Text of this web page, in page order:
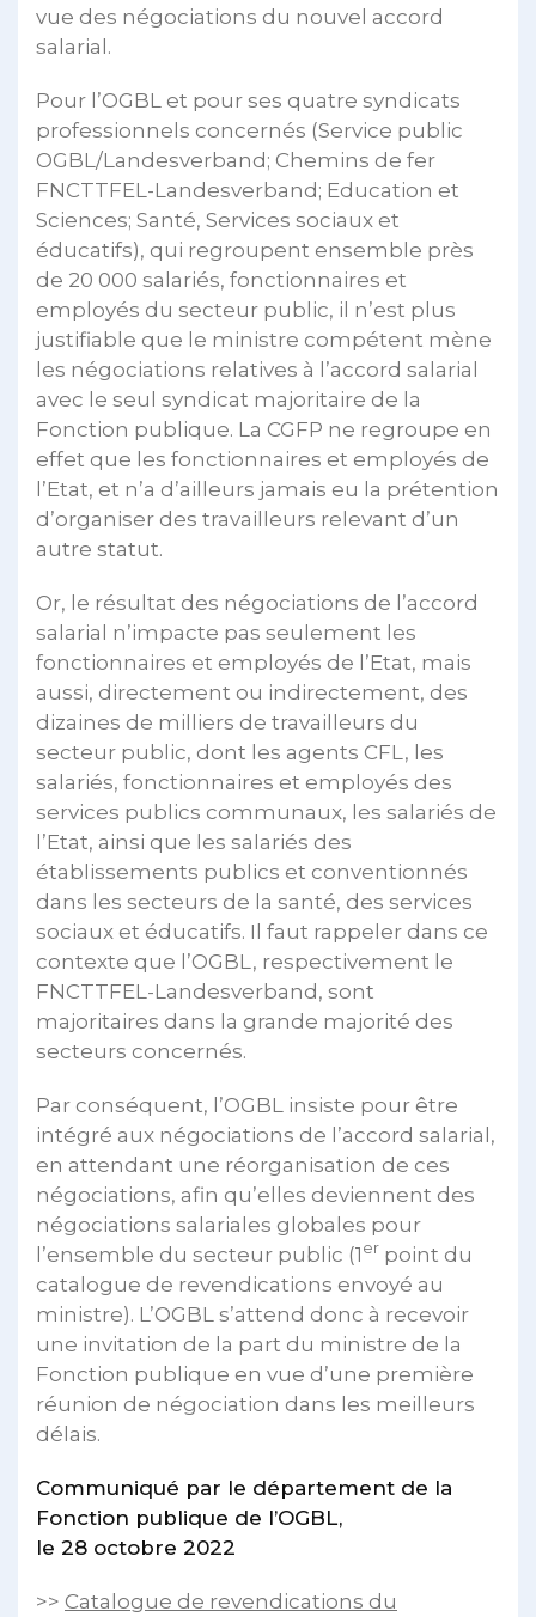
vue des négociations du nouvel accord
salarial.
Pour l’OGBL et pour ses quatre syndicats
professionnels concernés (Service public
OGBL/Landesverband; Chemins de fer
FNCTTFEL-Landesverband; Education et
Sciences; Santé, Services sociaux et
éducatifs), qui regroupent ensemble près
de 20 000 salariés, fonctionnaires et
employés du secteur public, il n’est plus
justifiable que le ministre compétent mène
les négociations relatives à l’accord salarial
avec le seul syndicat majoritaire de la
Fonction publique. La CGFP ne regroupe en
effet que les fonctionnaires et employés de
l’Etat, et n’a d’ailleurs jamais eu la prétention
d’organiser des travailleurs relevant d’un
autre statut.
Or, le résultat des négociations de l’accord
salarial n’impacte pas seulement les
fonctionnaires et employés de l’Etat, mais
aussi, directement ou indirectement, des
dizaines de milliers de travailleurs du
secteur public, dont les agents CFL, les
salariés, fonctionnaires et employés des
services publics communaux, les salariés de
l’Etat, ainsi que les salariés des
établissements publics et conventionnés
dans les secteurs de la santé, des services
sociaux et éducatifs. Il faut rappeler dans ce
contexte que l’OGBL, respectivement le
FNCTTFEL-Landesverband, sont
majoritaires dans la grande majorité des
secteurs concernés.
Par conséquent, l’OGBL insiste pour être
intégré aux négociations de l’accord salarial,
en attendant une réorganisation de ces
négociations, afin qu’elles deviennent des
négociations salariales globales pour
l’ensemble du secteur public (1 er point du
catalogue de revendications envoyé au
ministre). L’OGBL s’attend donc à recevoir
une invitation de la part du ministre de la
Fonction publique en vue d’une première
réunion de négociation dans les meilleurs
délais.
Communiqué par le département de la
Fonction publique de l’OGBL,
le 28 octobre 2022
>> Catalogue de revendications du